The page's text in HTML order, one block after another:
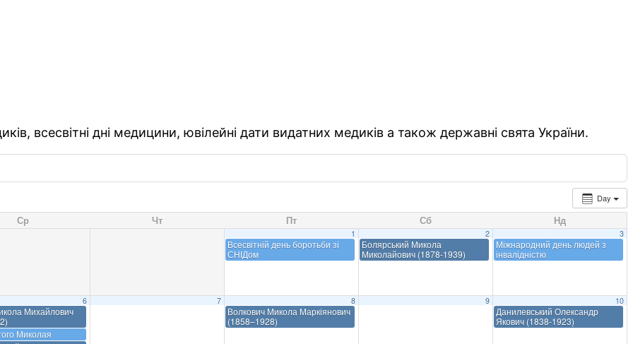
всесвітні дні медицини, ювілейні дати видатних медиків а також державні свята України.
Day
Ср Чт Пт Сб Нд
1
Всесвітній день боротьби зі
СНІДом
2
Болярський Микола
Миколайович (1878-1939)
3
Міжнародний день людей з
інвалідністю
6
Михайлович
Миколая
7 8
Волкович Микола Маркіянович
(1858–1928)
9 10
Данилевський Олександр
Якович (1838-1923)